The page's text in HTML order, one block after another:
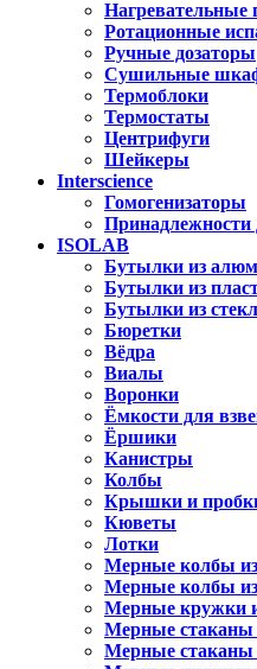
Нагревательные
Ротационные
Ручные дозаторы
Сушильные
Термоблоки
Термостаты
Центрифуги
Шейкеры
Interscience
Гомогенизаторы
Принадлежности
ISOLAB
Бутылки из
Бутылки из
Бутылки из
Бюретки
Вёдра
Виалы
Воронки
Ёмкости для
Ёршики
Канистры
Колбы
Крышки и
Кюветы
Лотки
Мерные колбы из
Мерные колбы из
Мерные кружки
Мерные стаканы
Мерные стаканы